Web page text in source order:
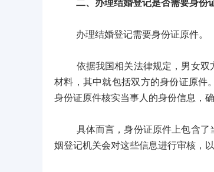
二、办理结婚登记是否需要身份
办理结婚登记需要身份证原件。
依据我国相关法律规定，男女双方
材料，其中就包括双方的身份证原件
身份证原件核实当事人的身份信息，
具体而言，身份证原件上包含了当
姻登记机关会对这些信息进行审核，